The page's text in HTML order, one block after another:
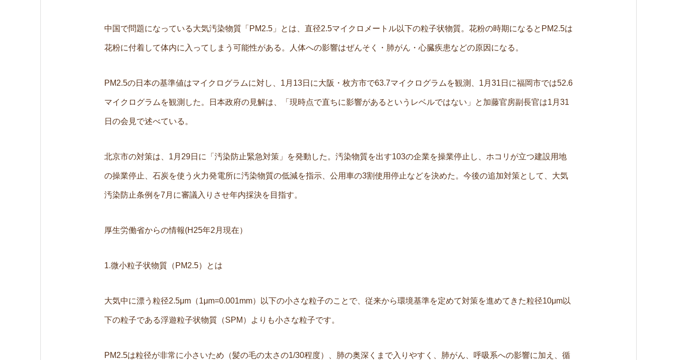
中国で問題になっている大気汚染物質「PM2.5」とは、直径2.5マイクロメートル以下の粒子状物質。花粉の時期になるとPM2.5は
花粉に付着して体内に入ってしまう可能性がある。人体への影響はぜんそく・肺がん・心臓疾患などの原因になる。
PM2.5の日本の基準値はマイクログラムに対し、1月13日に大阪・枚方市で63.7マイクログラムを観測、1月31日に福岡市では52.6
マイクログラムを観測した。日本政府の見解は、「現時点で直ちに影響があるというレベルではない」と加藤官房副長官は1月31
日の会見で述べている。
北京市の対策は、1月29日に「汚染防止緊急対策」を発動した。汚染物質を出す103の企業を操業停止し、ホコリが立つ建設用地
の操業停止、石炭を使う火力発電所に汚染物質の低減を指示、公用車の3割使用停止などを決めた。今後の追加対策として、大気
汚染防止条例を7月に審議入りさせ年内採決を目指す。
厚生労働省からの情報(H25年2月現在）
1.微小粒子状物質（PM2.5）とは
大気中に漂う粒径2.5μm（1μm=0.001mm）以下の小さな粒子のことで、従来から環境基準を定めて対策を進めてきた粒径10μm以
下の粒子である浮遊粒子状物質（SPM）よりも小さな粒子です。
PM2.5は粒径が非常に小さいため（髪の毛の太さの1/30程度）、肺の奥深くまで入りやすく、肺がん、呼吸系への影響に加え、循